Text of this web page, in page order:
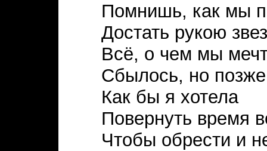
Помнишь, как мы
Достать рукою
Всё, о чем мы
Сбылось, но
Как бы я хотела
Повернуть время
Чтобы обрести и